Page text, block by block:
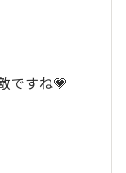
ですね💗